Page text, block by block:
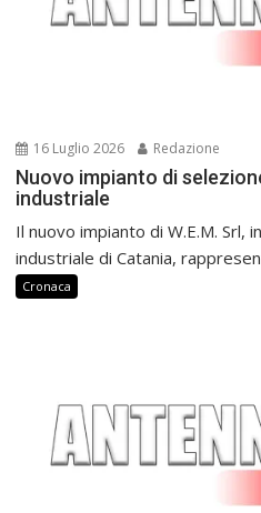
16 Luglio 2026 Redazione
Nuovo impianto di
industriale
Il nuovo impianto di W.E.M. Srl,
industriale di Catania,
Cronaca